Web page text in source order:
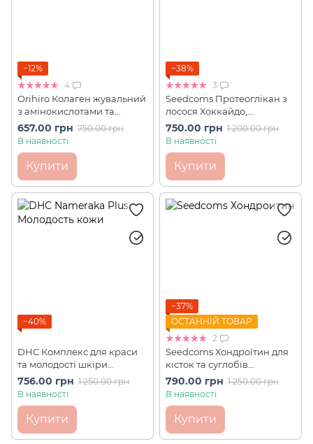
−12%
4
Orihiro Колаген жувальний
з амінокислотами та
вітамінами зі смаком
персика MOST 180 шт на 90
657.00 грн 750.00 грн
В наявності
Купити
−38%
3
Seedcoms Протеоглікан з
лосося Хоккайдо,
глюкозамін, хондроїтин,
МСМ 270 шт на 90 днів
750.00 грн 1 200.00 грн
В наявності
Купити
−40%
DHC Комплекс для краси
та молодості шкіри
Намерака Nameraka Plus
120 шт на 30 днів
756.00 грн 1 250.00 грн
В наявності
Купити
−37%
ОСТАННІЙ ТОВАР
2
Seedcoms Хондроїтин для
кісток та суглобів
Chondroitin 270 шт на 90
днів
790.00 грн 1 250.00 грн
В наявності
Купити